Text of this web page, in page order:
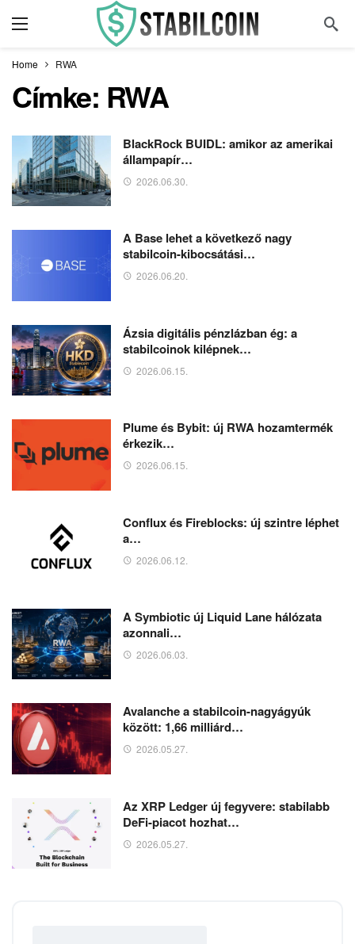
Home RWA
Címke: RWA
BlackRock BUIDL: amikor az amerikai
állampapír…
2026.06.30.
A Base lehet a következő nagy
stabilcoin-kibocsátási…
2026.06.20.
Ázsia digitális pénzlázban ég: a
stabilcoinok kilépnek…
2026.06.15.
Plume és Bybit: új RWA hozamtermék
érkezik…
2026.06.15.
Conflux és Fireblocks: új szintre léphet
a…
2026.06.12.
A Symbiotic új Liquid Lane hálózata
azonnali…
2026.06.03.
Avalanche a stabilcoin-nagyágyúk
között: 1,66 milliárd…
2026.05.27.
Az XRP Ledger új fegyvere: stabilabb
DeFi-piacot hozhat…
2026.05.27.